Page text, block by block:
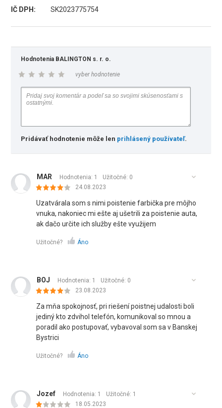
IČ DPH:
SK2023775754
Hodnotenia BALINGTON s. r. o.
vyber hodnotenie
Pridávať hodnotenie môže len prihlásený používateľ.
MAR Hodnotenia: 1 Užitočné: 0
24.08.2023
Uzatvárala som s nimi poistenie farbička pre môjho
vnuka, nakoniec mi ešte aj ušetrili za poistenie auta,
ak dačo určite ich služby ešte využijem
Užitočné? Áno
BOJ Hodnotenia: 1 Užitočné: 0
23.08.2023
Za mňa spokojnosť, pri riešení poistnej udalosti boli
jediný kto zdvihol telefón, komunikoval so mnou a
poradil ako postupovať, vybavoval som sa v Banskej
Bystrici
Užitočné? Áno
Jozef Hodnotenia: 1 Užitočné: 1
18.05.2023